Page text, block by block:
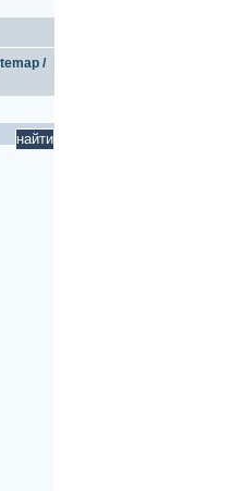
/